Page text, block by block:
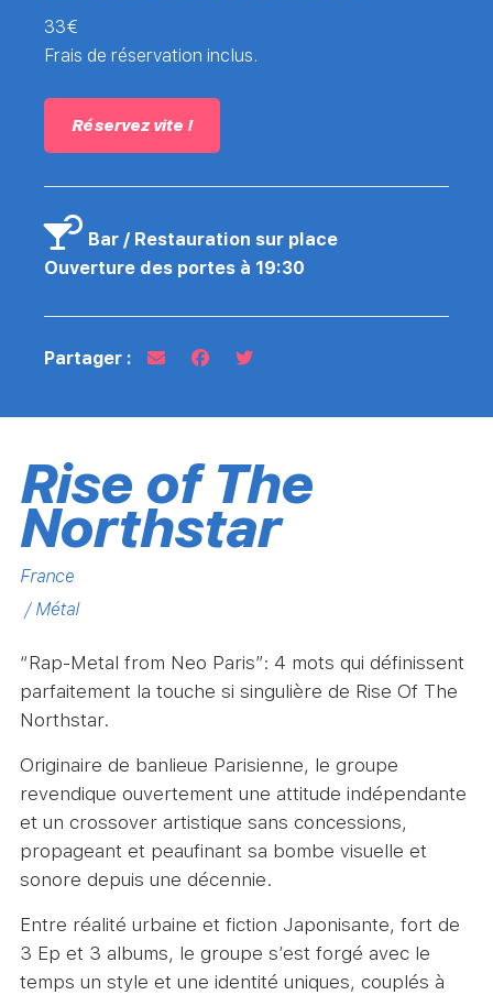
33€
Frais de réservation inclus.
Réservez vite !
Bar / Restauration sur place
Ouverture des portes à 19:30
Partager :
Rise of The
Northstar
France
/ Métal
“Rap-Metal from Neo Paris”: 4 mots qui définissent
parfaitement la touche si singulière de Rise Of The
Northstar.
Originaire de banlieue Parisienne, le groupe
revendique ouvertement une attitude indépendante
et un crossover artistique sans concessions,
propageant et peaufinant sa bombe visuelle et
sonore depuis une décennie.
Entre réalité urbaine et fiction Japonisante, fort de
3 Ep et 3 albums, le groupe s’est forgé avec le
temps un style et une identité uniques, couplés à